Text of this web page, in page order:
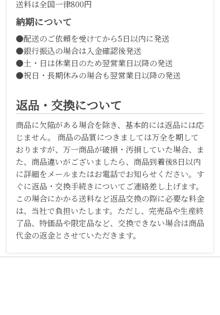
送料は全国一律800円
納期について
●配送のご依頼を受けてから5日以内に発送
●銀行振込の場合は入金確認後発送
●土・日は休業日のため翌営業日以降の発送
●祝日・長期休みの場合も翌営業日以降の発送
返品・交換について
商品に欠陥がある場合を除き、基本的には返品には応
じません。 商品の品質につきましては万全を期して
おりますが、万一商品が破損・汚損していた場合、ま
た、商品違いがございましたら、商品到着後8日以内
に詳細をメールまたはお電話でお知らせください。す
ぐに返品・交換手続きについてご連絡差し上げます。
この場合にかかる送料など返品交換の際に必要な料金
は、当社で負担いたします。ただし、完売品や生産終
了品、特価品や限定品など、交換できない場合は商品
代金の返金とさせていただきます。